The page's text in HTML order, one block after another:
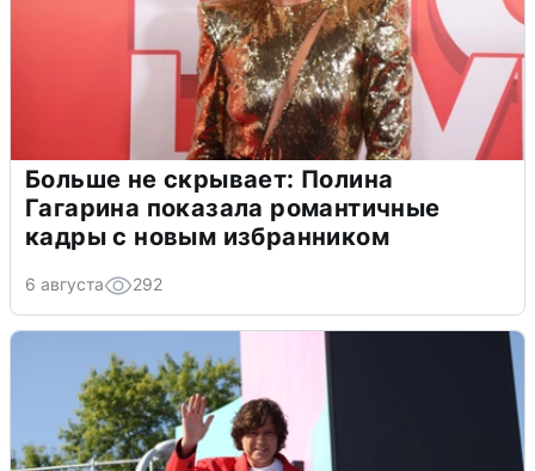
Больше не скрывает: Полина
Гагарина показала романтичные
кадры с новым избранником
6 августа 292